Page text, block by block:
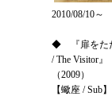
2010/08/10～
◆ 『扉をた
/ The Visitor』
（2009）
【蠍座 / Sub】